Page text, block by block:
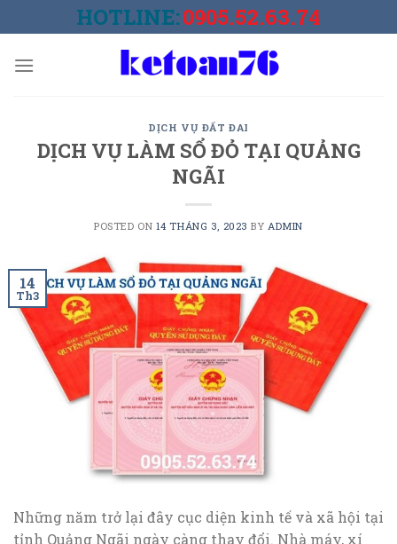
to
HOTLINE:0905.52.63.74
DỊCH VỤ ĐẤT ĐAI
DỊCH VỤ LÀM SỔ ĐỎ TẠI QUẢNG
NGÃI
POSTED ON 14 THÁNG 3, 2023 BY ADMIN
14
Th3
Những năm trở lại đây cục diện kinh tế và xã hội tại
tỉnh Quảng Ngãi ngày càng thay đổi. Nhà máy, xí